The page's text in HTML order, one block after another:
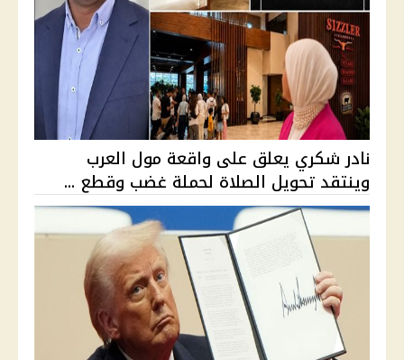
نادر شكري يعلق على واقعة مول العرب
وينتقد تحويل الصلاة لحملة غضب وقطع ...